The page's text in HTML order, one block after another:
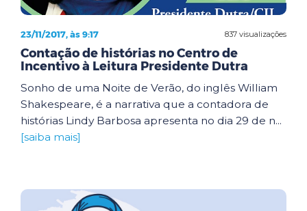
837 visualizações
23/11/2017, às 9:17
Contação de histórias no Centro de
Incentivo à Leitura Presidente Dutra
Sonho de uma Noite de Verão, do inglês William
Shakespeare, é a narrativa que a contadora de
histórias Lindy Barbosa apresenta no dia 29 de n...
[saiba mais]